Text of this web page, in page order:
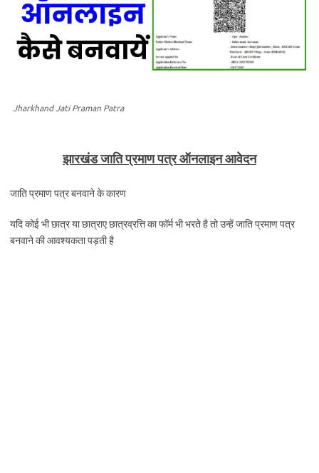
Jharkhand Jati Praman Patra
झारखंड जाति प्रमाण पत्र ऑनलाइन आवेदन
जाति प्रमाण पत्र बनवाने के कारण
यदि कोई भी छात्र या छात्राए छात्रव्रत्ति का फॉर्म भी भरते है तो उन्हें जाति प्रमाण पत्र
बनवाने की आवश्यकता पड़ती है